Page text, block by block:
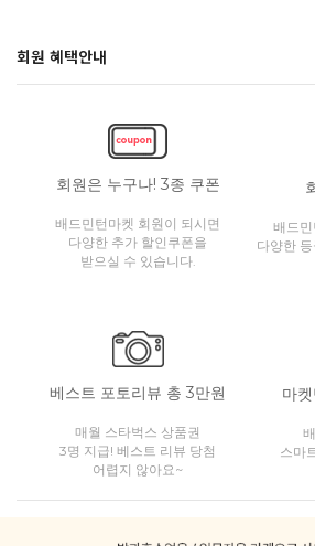
회원 혜택안내
회원은 누구나! 3종 쿠폰
배드민턴마켓 회원이 되시면
다양한 추가 할인쿠폰을
받으실 수 있습니다.
배드
다양한
베스트 포토리뷰 총 3만원
매월 스타벅스 상품권
3명 지급! 베스트 리뷰 당첨
어렵지 않아요~
마
스마